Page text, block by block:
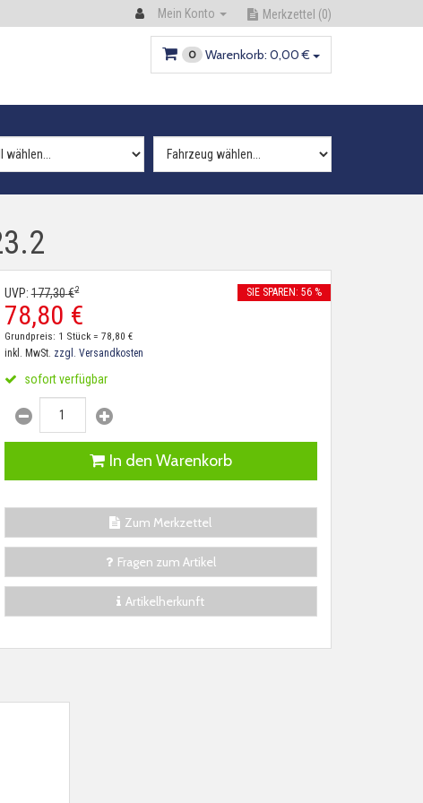
Mein Konto Merkzettel (0)
0 Warenkorb: 0,00 €
UVP:177,30€2
78,80 €
SIE SPAREN: 56 %
Grundpreis: 1 Stück = 78,80 €
inkl. MwSt. zzgl. Versandkosten
sofort verfügbar
In den Warenkorb
Zum Merkzettel
Fragen zum Artikel
Artikelherkunft